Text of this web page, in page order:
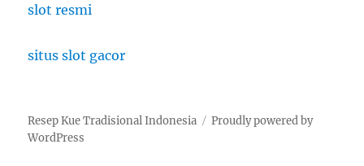
slot resmi
situs slot gacor
Resep Kue Tradisional Indonesia
Proudly powered by
WordPress